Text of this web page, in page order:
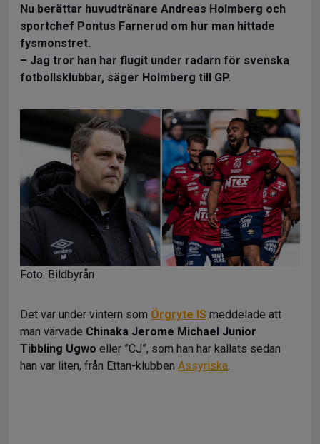
Nu berättar huvudtränare Andreas Holmberg och
sportchef Pontus Farnerud om hur man hittade
fysmonstret.
– Jag tror han har flugit under radarn för svenska
fotbollsklubbar, säger Holmberg till GP.
Foto: Bildbyrån
Det var under vintern som Örgryte IS meddelade att
man värvade Chinaka Jerome Michael Junior
Tibbling Ugwo eller ”CJ”, som han har kallats sedan
han var liten, från Ettan-klubben Assyriska.